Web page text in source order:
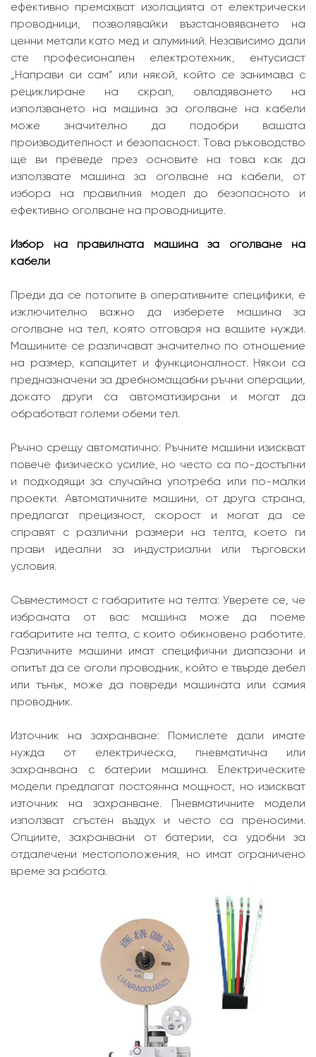
ефективно премахват изолацията от електрически
проводници, позволявайки възстановяването на
ценни метали като мед и алуминий. Независимо дали
сте професионален електротехник, ентусиаст
„Направи си сам“ или някой, който се занимава с
рециклиране на скрап, овладяването на
използването на машина за оголване на кабели
може значително да подобри вашата
производителност и безопасност. Това ръководство
ще ви преведе през основите на това как да
използвате машина за оголване на кабели, от
избора на правилния модел до безопасното и
ефективно оголване на проводниците.
Избор на правилната машина за оголване на
кабели
Преди да се потопите в оперативните специфики, е
изключително важно да изберете машина за
оголване на тел, която отговаря на вашите нужди.
Машините се различават значително по отношение
на размер, капацитет и функционалност. Някои са
предназначени за дребномащабни ръчни операции,
докато други са автоматизирани и могат да
обработват големи обеми тел.
Ръчно срещу автоматично: Ръчните машини изискват
повече физическо усилие, но често са по-достъпни
и подходящи за случайна употреба или по-малки
проекти. Автоматичните машини, от друга страна,
предлагат прецизност, скорост и могат да се
справят с различни размери на телта, което ги
прави идеални за индустриални или търговски
условия.
Съвместимост с габаритите на телта: Уверете се, че
избраната от вас машина може да поеме
габаритите на телта, с които обикновено работите.
Различните машини имат специфични диапазони и
опитът да се оголи проводник, който е твърде дебел
или тънък, може да повреди машината или самия
проводник.
Източник на захранване: Помислете дали имате
нужда от електрическа, пневматична или
захранвана с батерии машина. Електрическите
модели предлагат постоянна мощност, но изискват
източник на захранване. Пневматичните модели
използват сгъстен въздух и често са преносими.
Опциите, захранвани от батерии, са удобни за
отдалечени местоположения, но имат ограничено
време за работа.